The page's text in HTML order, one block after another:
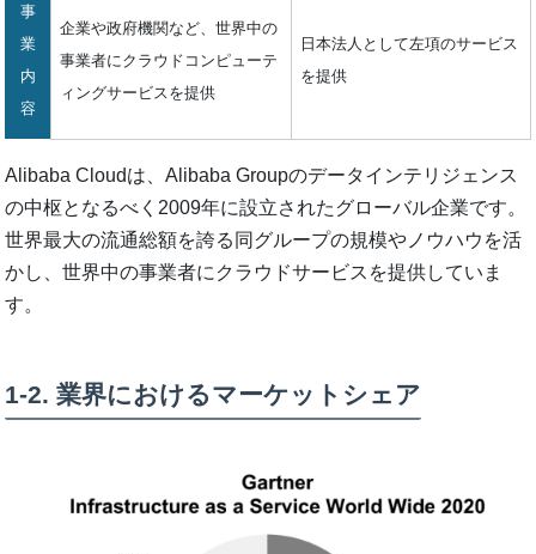
事
業
内
容
企業や政府機関など、世界中の
事業者にクラウドコンピューテ
ィングサービスを提供
日本法人として左項のサービス
を提供
Alibaba Cloudは、Alibaba Groupのデータインテリジェンス
の中枢となるべく2009年に設立されたグローバル企業です。
世界最大の流通総額を誇る同グループの規模やノウハウを活
かし、世界中の事業者にクラウドサービスを提供していま
す。
1-2. 業界におけるマーケットシェア